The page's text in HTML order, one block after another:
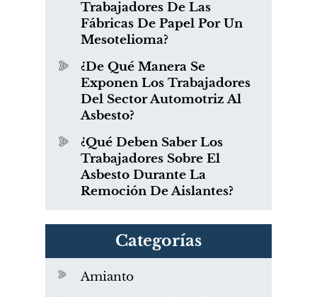
Trabajadores De Las
Fábricas De Papel Por Un
Mesotelioma?
¿De Qué Manera Se
Exponen Los Trabajadores
Del Sector Automotriz Al
Asbesto?
¿Qué Deben Saber Los
Trabajadores Sobre El
Asbesto Durante La
Remoción De Aislantes?
Categorías
Amianto